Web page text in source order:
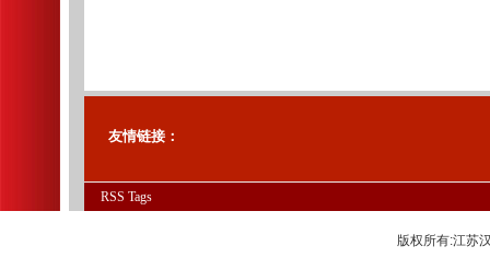
友情链接：
RSS Tags
版权所有:江苏